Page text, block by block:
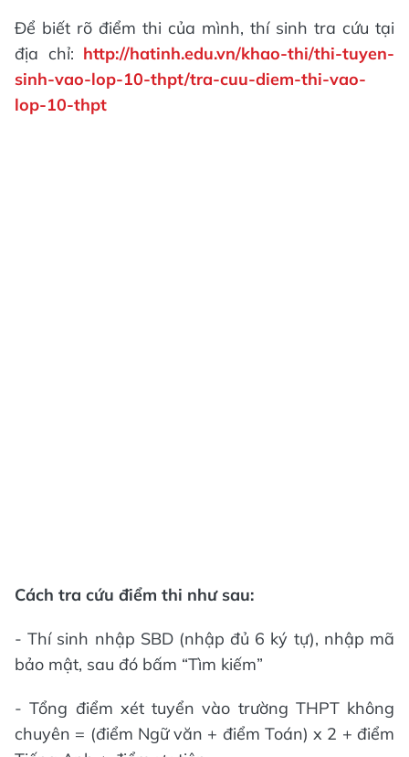
Để biết rõ điểm thi của mình, thí sinh tra cứu tại
địa chỉ: http://hatinh.edu.vn/khao-thi/thi-tuyen-
sinh-vao-lop-10-thpt/tra-cuu-diem-thi-vao-
lop-10-thpt
Cách tra cứu điểm thi như sau:
- Thí sinh nhập SBD (nhập đủ 6 ký tự), nhập mã
bảo mật, sau đó bấm “Tìm kiếm”
- Tổng điểm xét tuyển vào trường THPT không
chuyên = (điểm Ngữ văn + điểm Toán) x 2 + điểm